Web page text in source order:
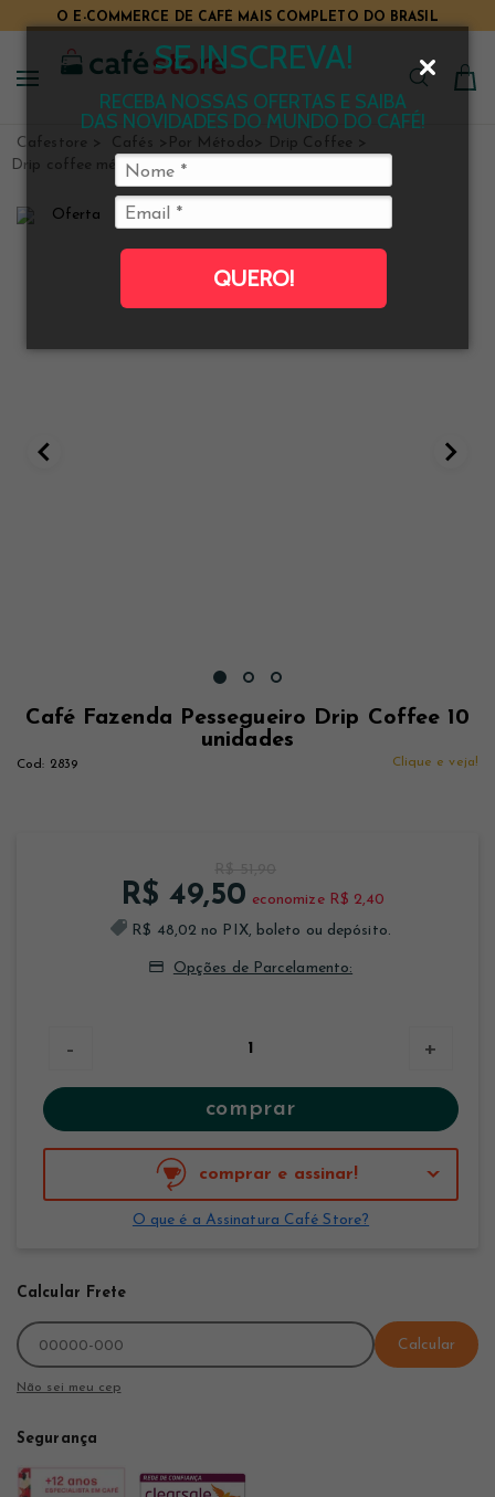
SE INSCREVA!
RECEBA NOSSAS OFERTAS E SAIBA
DAS NOVIDADES DO MUNDO DO CAFÉ!
QUERO!
TUDO PARA CAFÉ EM UM SÓ LUGAR
O E-COMMERCE DE CAFÉ MAIS COMPLETO DO BRASIL
Cafestore Cafés Por Método
Drip Coffee
Drip coffee médio
Café Fazenda Pessegueiro Drip Coffee 10
unidades
2839 Clique e veja!
R$ 49,50 economize R$ 2,40
R$ 48,02 no PIX, boleto ou depósito.
Opções de Parcelamento:
- +
comprar
comprar e assinar!
O que é a Assinatura Café Store?
Calcular Frete
Calcular
Não sei meu cep
Segurança